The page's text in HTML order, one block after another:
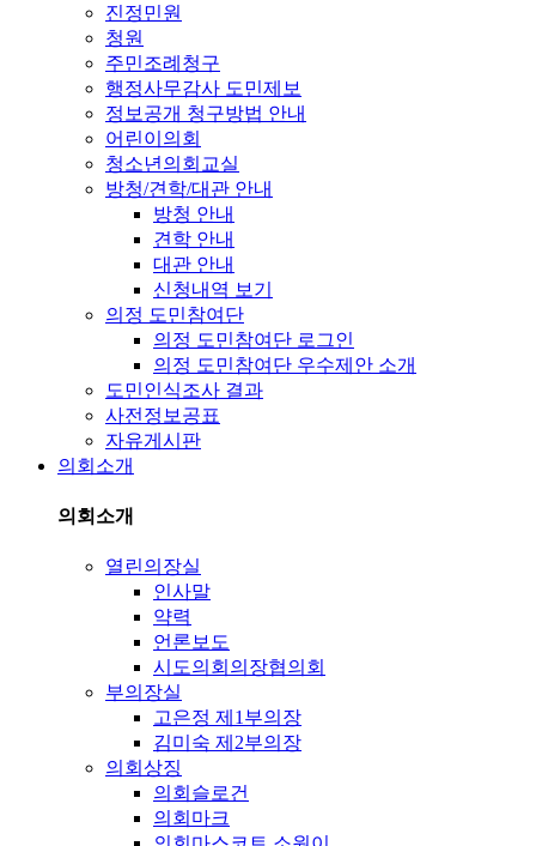
진정민원
청원
주민조례청구
행정사무감사 도민제보
정보공개 청구방법 안내
어린이의회
청소년의회교실
방청/견학/대관 안내
방청 안내
견학 안내
대관 안내
신청내역 보기
의정 도민참여단
의정 도민참여단 로그인
의정 도민참여단 우수제안 소개
도민인식조사 결과
사전정보공표
자유게시판
의회소개
의회소개
열린의장실
인사말
약력
언론보도
시도의회의장협의회
부의장실
고은정 제1부의장
김미숙 제2부의장
의회상징
의회슬로건
의회마크